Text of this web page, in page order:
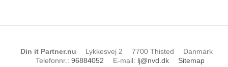
Din it Partner.nu Lykkesvej 2 7700 Thisted
Danmark
Telefonnr. : 96884052 E-mail: lj@nvd.dk Sitemap